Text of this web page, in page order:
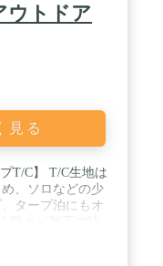
ウトドア
見る
T/C】 T/C生地は
、ソロなどの少
タープ泊にもオ
％と、コットン
難燃性と耐久性